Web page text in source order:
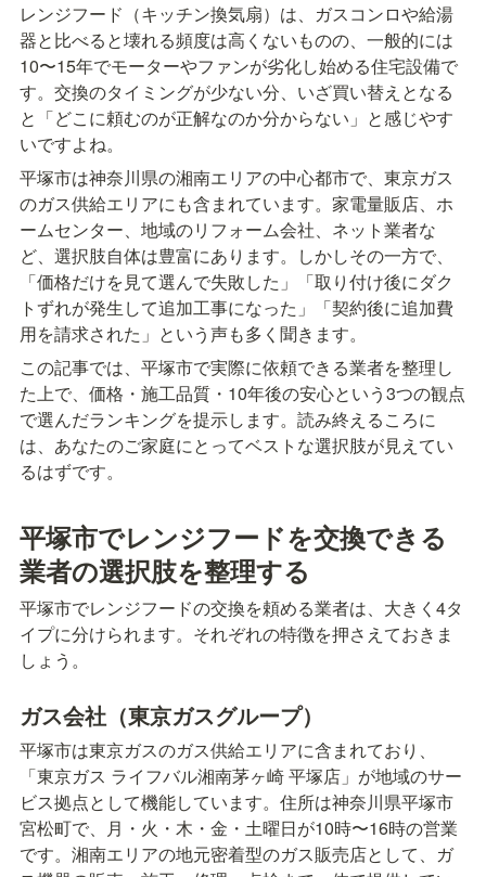
レンジフード（キッチン換気扇）は、ガスコンロや給湯
器と比べると壊れる頻度は高くないものの、一般的には
10〜15年でモーターやファンが劣化し始める住宅設備で
す。交換のタイミングが少ない分、いざ買い替えとなる
と「どこに頼むのが正解なのか分からない」と感じやす
いですよね。
平塚市は神奈川県の湘南エリアの中心都市で、東京ガス
のガス供給エリアにも含まれています。家電量販店、ホ
ームセンター、地域のリフォーム会社、ネット業者な
ど、選択肢自体は豊富にあります。しかしその一方で、
「価格だけを見て選んで失敗した」「取り付け後にダク
トずれが発生して追加工事になった」「契約後に追加費
用を請求された」という声も多く聞きます。
この記事では、平塚市で実際に依頼できる業者を整理し
た上で、価格・施工品質・10年後の安心という3つの観点
で選んだランキングを提示します。読み終えるころに
は、あなたのご家庭にとってベストな選択肢が見えてい
るはずです。
平塚市でレンジフードを交換できる
業者の選択肢を整理する
平塚市でレンジフードの交換を頼める業者は、大きく4タ
イプに分けられます。それぞれの特徴を押さえておきま
しょう。
ガス会社（東京ガスグループ）
平塚市は東京ガスのガス供給エリアに含まれており、
「東京ガス ライフバル湘南茅ヶ崎 平塚店」が地域のサー
ビス拠点として機能しています。住所は神奈川県平塚市
宮松町で、月・火・木・金・土曜日が10時〜16時の営業
です。湘南エリアの地元密着型のガス販売店として、ガ